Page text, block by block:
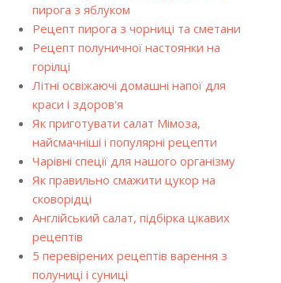
пирога з яблуком
Рецепт пирога з чорниці та сметани
Рецепт полуничної настоянки на
горілці
Літні освіжаючі домашні напої для
краси і здоров'я
Як приготувати салат Мімоза,
найсмачніші і популярні рецепти
Чарівні спеції для нашого організму
Як правильно смажити цукор на
сковорідці
Англійський салат, підбірка цікавих
рецептів
5 перевірених рецептів варення з
полуниці і суниці